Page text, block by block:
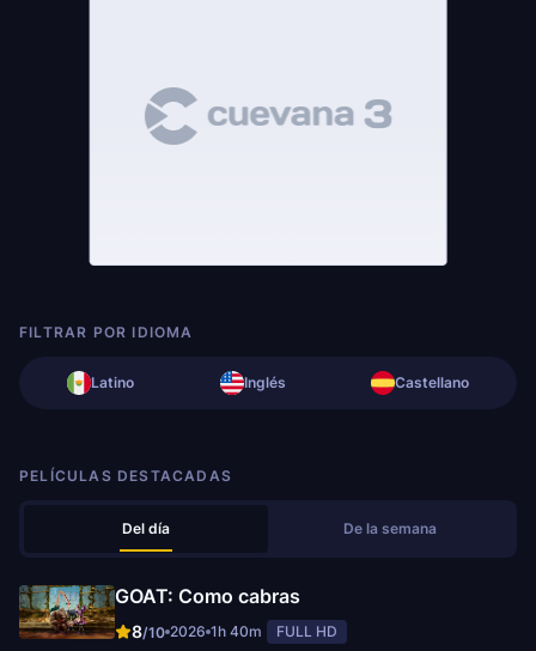
FILTRAR POR IDIOMA
Latino Inglés Castellano
PELÍCULAS DESTACADAS
Del día De la semana
GOAT: Como cabras
8/10 2026 1h 40m FULL HD